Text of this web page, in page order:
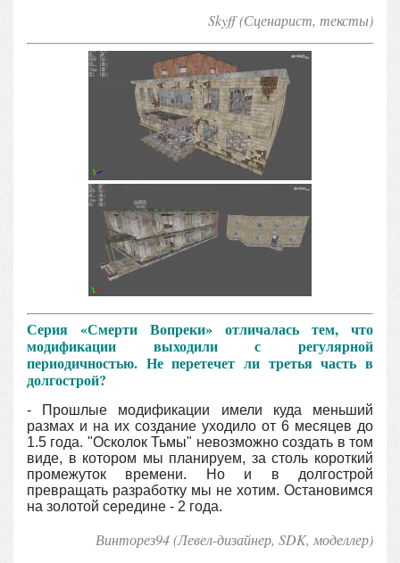
Skyff (Сценарист, тексты)
Серия «Смерти Вопреки» отличалась тем, что
модификации выходили с регулярной
периодичностью. Не перетечет ли третья часть в
долгострой?
- Прошлые модификации имели куда меньший
размах и на их создание уходило от 6 месяцев до
1.5 года. "Осколок Тьмы" невозможно создать в том
виде, в котором мы планируем, за столь короткий
промежуток времени. Но и в долгострой
превращать разработку мы не хотим. Остановимся
на золотой середине - 2 года.
Винторез94 (Левел-дизайнер, SDK, моделлер)